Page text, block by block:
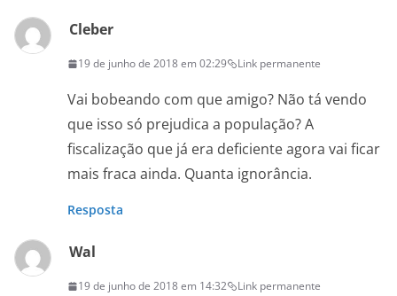
Cleber
19 de junho de 2018 em 02:29 Link permanente
Vai bobeando com que amigo? Não tá vendo
que isso só prejudica a população? A
fiscalização que já era deficiente agora vai ficar
mais fraca ainda. Quanta ignorância.
Resposta
Wal
19 de junho de 2018 em 14:32 Link permanente